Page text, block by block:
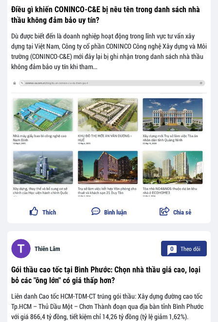
Điều gì khiến CONINCO-C&E bị nêu tên trong danh sách nhà
thầu không đảm bảo uy tín?
Dù được biết đến là doanh nghiệp hoạt động trong lĩnh vực tư vấn xây
dựng tại Việt Nam, Công ty cổ phần CONINCO Công nghệ Xây dựng và Môi
trường (CONINCO-C&E) mới đây lại bị ghi nhận trong danh sách nhà thầu
không đảm bảo uy tín khi tham...
Thích Bình luận Chia sẻ
Thiên Lâm 0 Theo dõi
Gói thầu cao tốc tại Bình Phước: Chọn nhà thầu giá cao, loại
bỏ các "ông lớn" có giá thấp hơn?
Liên danh Cao tốc HCM-TDM-CT trúng gói thầu: Xây dựng đường cao tốc
Tp.HCM – Thủ Dầu Một – Chơn Thành đoạn qua địa bàn tỉnh Bình Phước
với giá 866,4 tỷ đồng, tiết kiệm chỉ 14,26 tỷ đồng (tỷ lệ giảm 1,62%).